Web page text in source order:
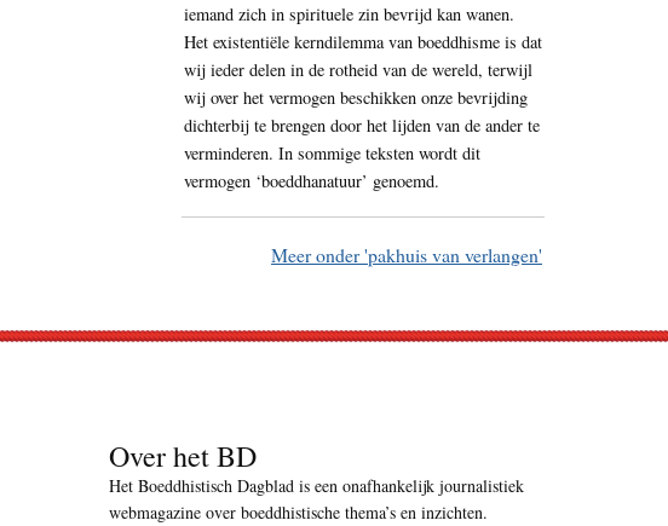
iemand zich in spirituele zin bevrijd kan wanen.
Het existentiële kerndilemma van boeddhisme is dat
wij ieder delen in de rotheid van de wereld, terwijl
wij over het vermogen beschikken onze bevrijding
dichterbij te brengen door het lijden van de ander te
verminderen. In sommige teksten wordt dit
vermogen ‘boeddhanatuur’ genoemd.
Meer onder 'pakhuis van verlangen'
Over het BD
Het Boeddhistisch Dagblad is een onafhankelijk journalistiek
webmagazine over boeddhistische thema’s en inzichten.